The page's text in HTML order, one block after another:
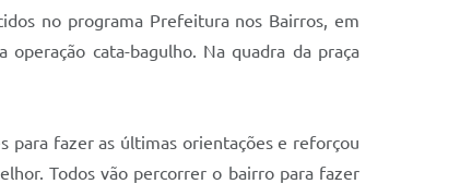
no programa Prefeitura nos Bairros, em
cata-bagulho. Na quadra da praça
para fazer as últimas orientações e reforçou
Todos vão percorrer o bairro para fazer